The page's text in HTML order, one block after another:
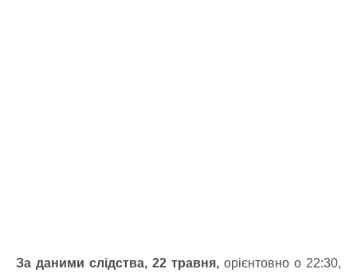
За даними слідства, 22 травня, орієнтовно о 22:30,